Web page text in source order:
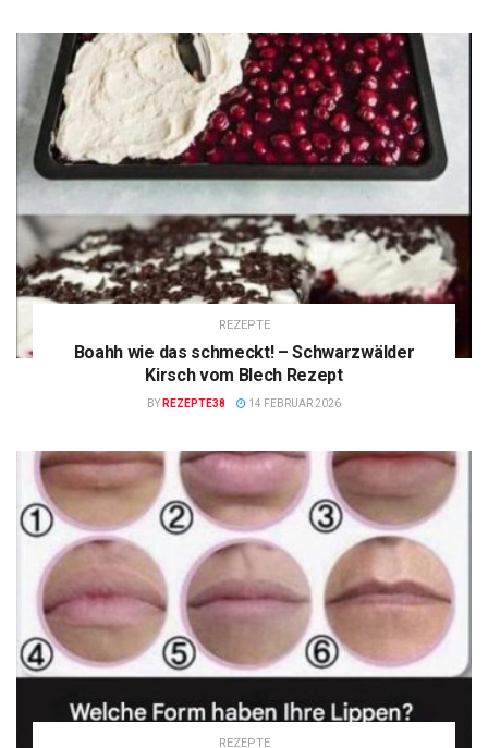
REZEPTE
Boahh wie das schmeckt! – Schwarzwälder
Kirsch vom Blech Rezept
BY REZEPTE38 14 FEBRUAR 2026
REZEPTE